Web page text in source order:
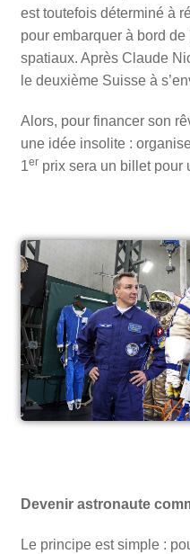
est toutefois déterminé à
pour embarquer à bord
spatiaux. Après Claude
le deuxième Suisse à
Alors, pour financer son
une idée insolite :
1er prix sera un billet pour
Devenir astronaute
Le principe est simple :